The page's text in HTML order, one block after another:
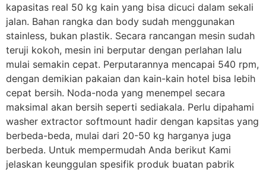
kapasitas real 50 kg kain yang bisa dicuci dalam sekali
jalan. Bahan rangka dan body sudah menggunakan
stainless, bukan plastik. Secara rancangan mesin sudah
teruji kokoh, mesin ini berputar dengan perlahan lalu
mulai semakin cepat. Perputarannya mencapai 540 rpm,
dengan demikian pakaian dan kain-kain hotel bisa lebih
cepat bersih. Noda-noda yang menempel secara
maksimal akan bersih seperti sediakala. Perlu dipahami
washer extractor softmount hadir dengan kapsitas yang
berbeda-beda, mulai dari 20-50 kg harganya juga
berbeda. Untuk mempermudah Anda berikut Kami
jelaskan keunggulan spesifik produk buatan pabrik